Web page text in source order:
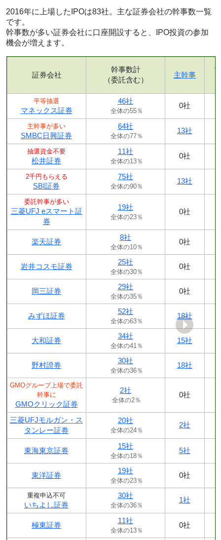
2016年に上場したIPOは83社。主な証券会社の幹事数一覧
です。
幹事数が多い証券会社に口座開設すると、IPO投資の参加
機会が増えます。
証券会社
幹事数計
（委託含む）
主幹事
平等抽選
マネックス証券
46社
全体の55％
0社
主幹事が多い
SMBC日興証券
64社
全体の77％
13社
抽選資金不要
松井証券
11社
全体の13％
0社
2千円もらえる
SBI証券
75社
全体の90％
13社
委託幹事が多い
三菱UFJ eスマート証
券
19社
全体の23％
0社
楽天証券
8社
全体の10％
0社
岩井コスモ証券
25社
全体の30％
0社
岡三証券
29社
全体の35％
0社
みずほ証券
52社
全体の63％
18社
大和証券
34社
全体の41％
15社
野村證券
30社
全体の36％
18社
GMOグループ上場で委託
幹事に
GMOクリック証券
2社
全体の2％
0社
三菱UFJモルガン・ス
タンレー証券
20社
全体の24％
2社
東海東京証券
15社
全体の18％
5社
東洋証券
19社
全体の23％
0社
重複申込不可
いちよし証券
30社
全体の36％
1社
極東証券
11社
全体の13％
0社